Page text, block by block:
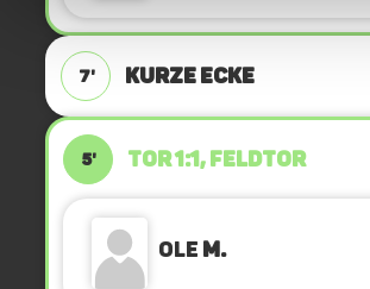
7' KURZE ECKE
5' TOR 1:1, FELDTOR
Ole M.